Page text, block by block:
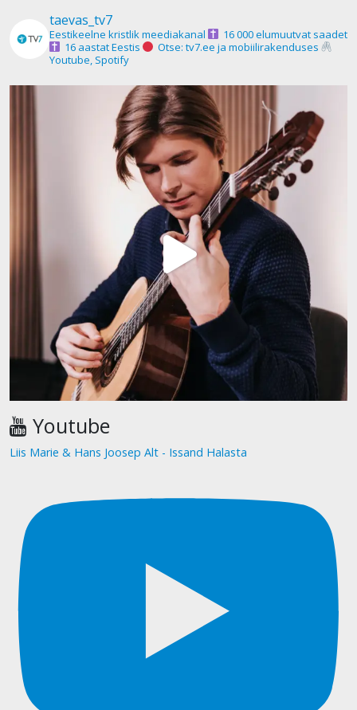
taevas_tv7
Eestikeelne kristlik meediakanal
16 000 elumuutvat saadet
16 aastat Eestis
Otse: tv7.ee ja mobiilirakenduses
Youtube, Spotify
Youtube
Liis Marie & Hans Joosep Alt - Issand Halasta